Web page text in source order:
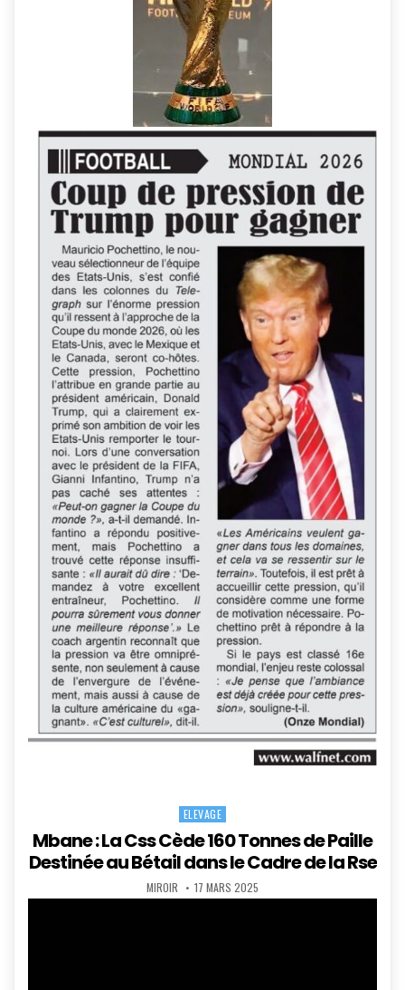
Posted
in
ELEVAGE
Mbane : La Css Cède 160 Tonnes de Paille
Destinée au Bétail dans le Cadre de la Rse
AUTHOR:
MIROIR PUBLISHED
DATE:
17 MARS 2025